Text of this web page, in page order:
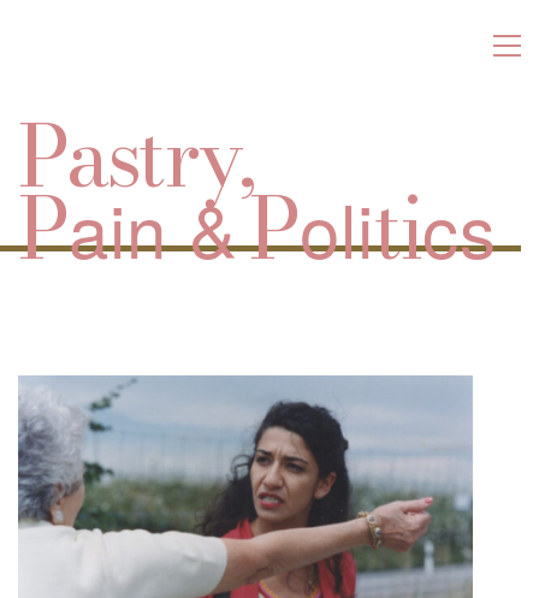
Pastry,
Pain &Politics